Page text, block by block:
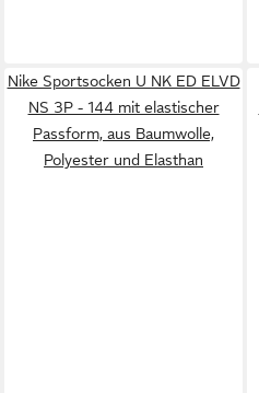
Nike Sportsocken U NK ED ELVD
NS 3P - 144 mit elastischer
Passform, aus Baumwolle,
Polyester und Elasthan